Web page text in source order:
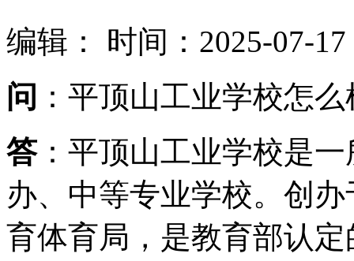
编辑：
时间：2025-07-17
问 ：平顶山工业学校怎
答：平顶山工业学校是
办、中等专业学校。创
育体育局，是教育部认